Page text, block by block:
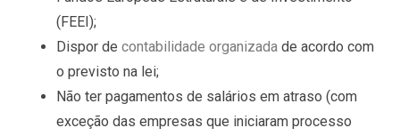
(FEEI);
Dispor de contabilidade organizada de acordo com
o previsto na lei;
Não ter pagamentos de salários em atraso (com
exceção das empresas que iniciaram processo